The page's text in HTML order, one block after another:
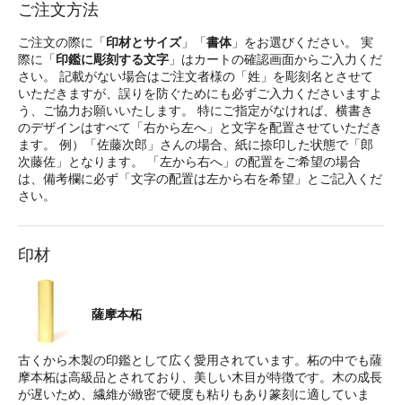
ご注文方法
ご注文の際に「印材とサイズ」「書体」をお選びください。 実
際に「印鑑に彫刻する文字 」はカートの確認画面からご入力くだ
さい。 記載がない場合はご注文者様の「姓」を彫刻名とさせて
いただきますが、誤りを防ぐためにも必ずご入力くださいますよ
う、ご協力お願いいたします。 特にご指定がなければ、横書き
のデザインはすべて「右から左へ」と文字を配置させていただき
ます。 例）「佐藤次郎」さんの場合、紙に捺印した状態で「郎
次藤佐」となります。 「左から右へ」の配置をご希望の場合
は、備考欄に必ず「文字の配置は左から右を希望」とご記入くだ
さい。
印材
薩摩本柘
古くから木製の印鑑として広く愛用されています。柘の中でも薩
摩本柘は高級品とされており、美しい木目が特徴です。木の成長
が遅いため、繊維が緻密で硬度も粘りもあり篆刻に適していま